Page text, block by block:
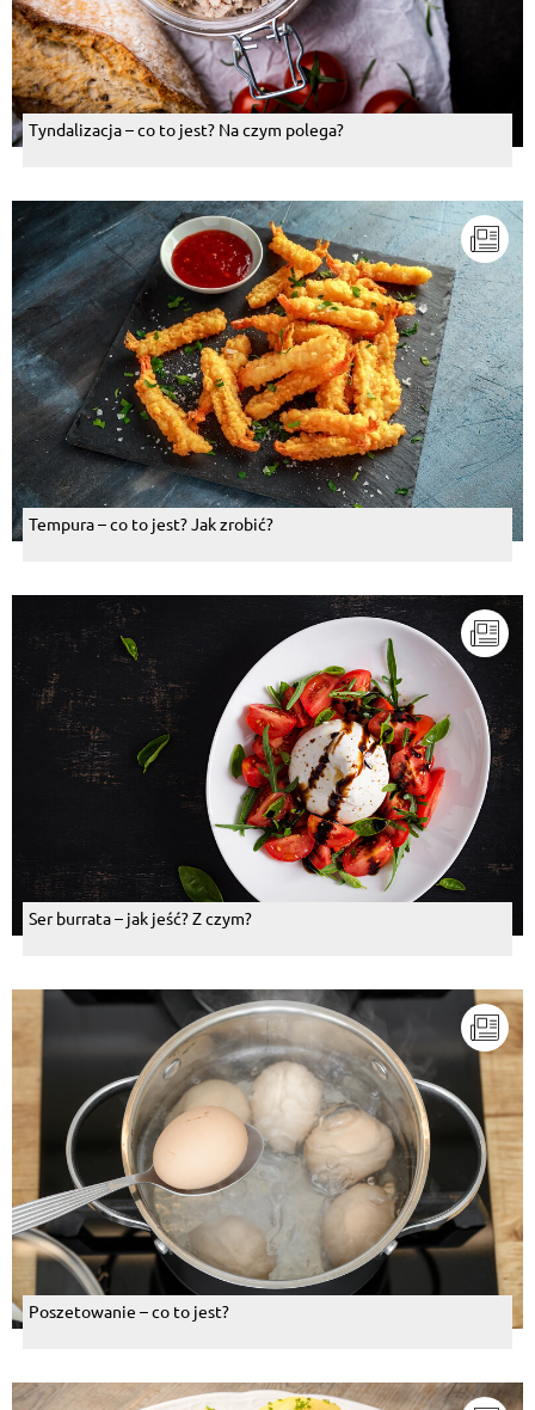
Tyndalizacja – co to jest? Na czym polega?
Tempura – co to jest? Jak zrobić?
Ser burrata – jak jeść? Z czym?
Poszetowanie – co to jest?